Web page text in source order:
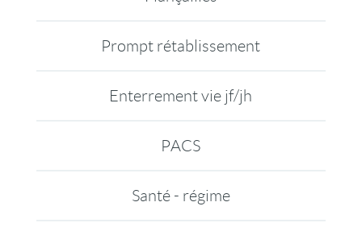
Prompt rétablissement
Enterrement vie jf/jh
PACS
Santé - régime